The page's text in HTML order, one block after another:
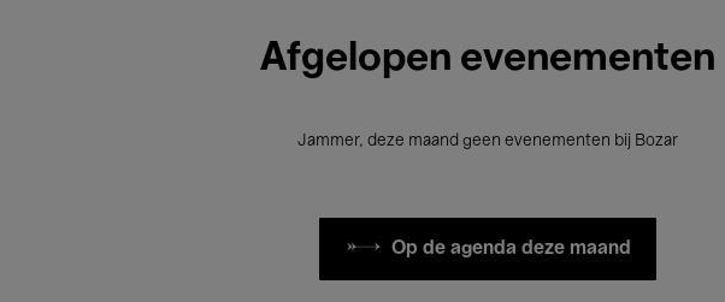
Afgelopen evenementen
Jammer, deze maand geen evenementen bij Bozar
Op de agenda deze maand